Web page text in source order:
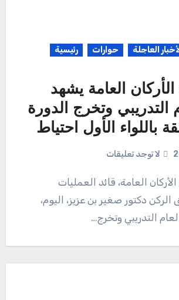
العاجلة حوارات
رئيسية
العامة يشهد
التدريبي وتخرج الدورة
باللواء الأول احتياط
لا توجد تعليقات
الركن دكتور صغير بن عزيز، اليوم،
التدريبي وتخرج…